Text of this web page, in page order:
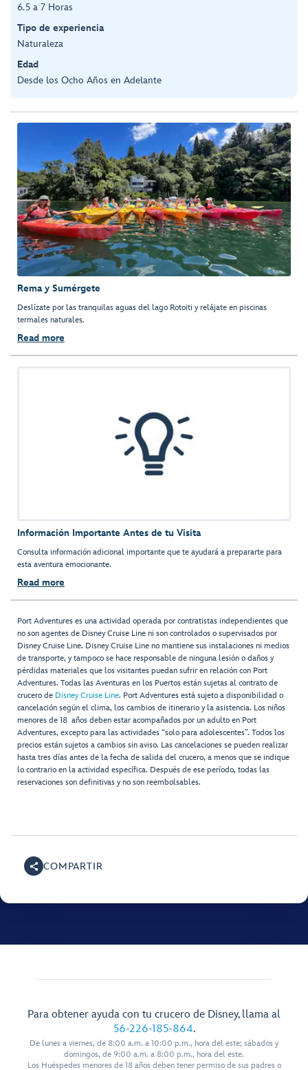
6.5 a 7 Horas
Tipo de experiencia
Naturaleza
Edad
Desde los Ocho Años en Adelante
Rema y Sumérgete
Deslízate por las tranquilas aguas del lago Rotoiti y relájate en piscinas
termales naturales.
Read more
Información Importante Antes de tu Visita
Consulta información adicional importante que te ayudará a prepararte para
esta aventura emocionante.
Read more
Port Adventures es una actividad operada por contratistas independientes que
no son agentes de Disney Cruise Line ni son controlados o supervisados por
Disney Cruise Line. Disney Cruise Line no mantiene sus instalaciones ni medios
de transporte, y tampoco se hace responsable de ninguna lesión o daños y
pérdidas materiales que los visitantes puedan sufrir en relación con Port
Adventures. Todas las Aventuras en los Puertos están sujetas al contrato de
crucero de Disney Cruise Line. Port Adventures está sujeto a disponibilidad o
cancelación según el clima, los cambios de itinerario y la asistencia. Los niños
menores de 18 años deben estar acompañados por un adulto en Port
Adventures, excepto para las actividades “solo para adolescentes”. Todos los
precios están sujetos a cambios sin aviso. Las cancelaciones se pueden realizar
hasta tres días antes de la fecha de salida del crucero, a menos que se indique
lo contrario en la actividad específica. Después de ese período, todas las
reservaciones son definitivas y no son reembolsables.
COMPARTIR
Para obtener ayuda con tu crucero de Disney, llama al
56-226-185-864.
De lunes a viernes, de 8:00 a.m. a 10:00 p.m., hora del este; sábados y
domingos, de 9:00 a.m. a 8:00 p.m., hora del este.
Los Huéspedes menores de 18 años deben tener permiso de sus padres o